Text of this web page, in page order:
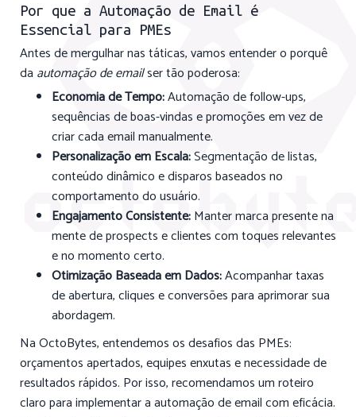
Por que a Automação de Email é
Essencial para PMEs
Antes de mergulhar nas táticas, vamos entender o porquê
da automação de emailser tão poderosa:
Economia de Tempo:Automação de follow-ups,
sequências de boas-vindas e promoções em vez de
criar cada email manualmente.
Personalização em Escala:Segmentação de listas,
conteúdo dinâmico e disparos baseados no
comportamento do usuário.
Engajamento Consistente:Manter marca presente na
mente de prospects e clientes com toques relevantes
e no momento certo.
Otimização Baseada em Dados:Acompanhar taxas
de abertura, cliques e conversões para aprimorar sua
abordagem.
Na OctoBytes, entendemos os desafios das PMEs:
orçamentos apertados, equipes enxutas e necessidade de
resultados rápidos. Por isso, recomendamos um roteiro
claro para implementar a automação de email com eficácia.